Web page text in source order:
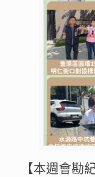
【本週會勘